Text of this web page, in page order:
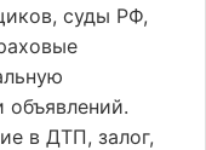
суды РФ,
в ДТП, залог,